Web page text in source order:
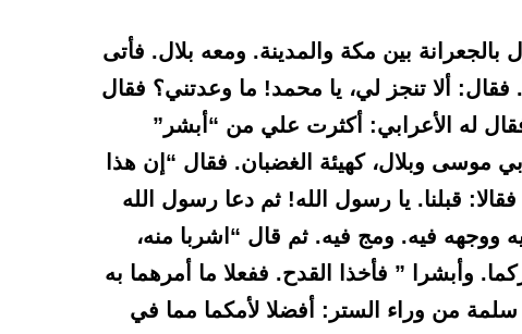
بين مكة والمدينة. ومعه بلال. فأتى
ألا تنجز لي، يا محمد! ما وعدتني؟ فقال
له الأعرابي: أكثرت علي من “أبشر”
موسى وبلال، كهيئة الغضبان. فقال “إن هذا
قبلنا. يا رسول الله! ثم دعا رسول الله
فيه. ومج فيه. ثم قال “اشربا منه،
وأبشرا ” فأخذا القدح. ففعلا ما أمرهما به
من وراء الستر: أفضلا لأمكما مما في